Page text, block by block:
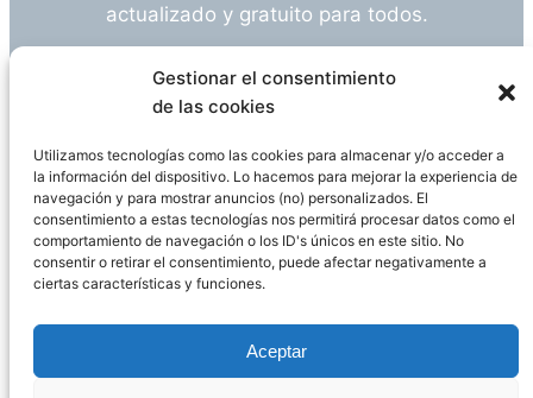
Gestionar el consentimiento
de las cookies
Utilizamos tecnologías como las cookies para almacenar y/o acceder a
la información del dispositivo. Lo hacemos para mejorar la experiencia de
navegación y para mostrar anuncios (no) personalizados. El
consentimiento a estas tecnologías nos permitirá procesar datos como el
comportamiento de navegación o los ID's únicos en este sitio. No
consentir o retirar el consentimiento, puede afectar negativamente a
ciertas características y funciones.
Aceptar
actualizado y gratuito para todos.
¿Tienes alguna duda o sugerencia? Escríbeme
info@empleosanitarioinvestigacion.es
Descargo de Responsabilidad
Declaración de Privacidad Política de cookies
WordPress